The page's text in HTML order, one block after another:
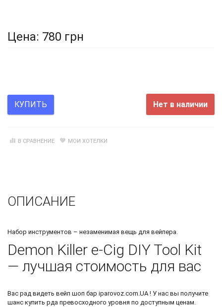
Цена: 780 грн
КУПИТЬ Нет в наличии
В СРАВНЕНИЕ МОИ ХОТЕЛКИ
ОПИСАНИЕ
Набор инструментов – незаменимая вещь для вейпера.
Demon Killer e-Cig DIY Tool Kit
— лучшая стоимость для вас
Вас рад видеть вейп шоп бар iparovoz.com.UA ! У нас вы получите
шанс купить рда превосходного уровня по доступным ценам.